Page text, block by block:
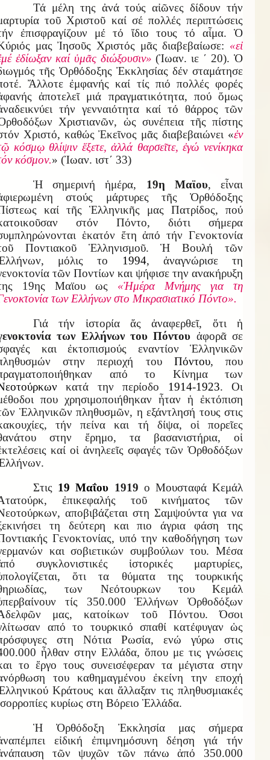
Τά μέλη της ἀνά τούς αἰῶνες δίδουν τήν
τοῦ Χριστοῦ καί σέ πολλές περιπτώσεις
ἐπισφραγίζουν μέ τό ἴδιο τους τό αἷμα. Ὁ
μας Ἰησοῦς Χριστός μᾶς διαβεβαίωσε: «εἰ
ἐδίωξαν καί ὑμᾶς διώξουσιν»(Ἰωαν. ιε ΄ 20). Ὁ
τῆς Ὀρθόδοξης Ἐκκλησίας δέν σταμάτησε
Ἄλλοτε ἐμφανής καί τίς πιό πολλές φορές
ἀποτελεῖ μιά πραγματικότητα, πού ὅμως
τήν γενναιότητα καί τό θάρρος τῶν
Χριστιανῶν, ὡς συνέπεια τῆς πίστης
Χριστό, καθώς Ἐκεῖνος μᾶς διαβεβαιώνει «ἐν
κόσμῳ θλίψιν ἕξετε, ἀλλά θαρσεῖτε, ἐγώ νενίκηκα
κόσμον.» (Ἰωαν. ιστ΄ 33)
Ἡ σημερινή ἡμέρα, 19η Μαϊου, εἶναι
στούς μάρτυρες τῆς Ὀρθόδοξης
καί τῆς Ἑλληνικῆς μας Πατρίδος, πού
στόν Πόντο, διότι σήμερα
ἑκατόν ἔτη ἀπό τήν Γενοκτονία
Ποντιακοῦ Ἑλληνισμοῦ. Ἡ Βουλή τῶν
μόλις το 1994, ἀναγνώρισε τη
τῶν Ποντίων και ψήφισε την ανακήρυξη
19ης Μαϊου ως «Ἡμέρα Μνήμης για τη
των Ελλήνων στο Μικρασιατικό Πόντο».
Γιά τήν ἱστορία ἄς ἀναφερθεῖ, ὅτι ἡ
των Ελλήνων του Πόντου ἀφορᾶ σε
και ἐκτοπισμούς εναντίον Ἑλληνικῶν
στην περιοχή του Πόντου, που
από το Κίνημα των
κατά την περίοδο 1914-1923. Οι
που χρησιμοποιήθηκαν ἦταν ἡ ἐκτόπιση
Ἑλληνικῶν πληθυσμῶν, η εξάντλησή τους στις
τήν πείνα και τή δίψα, οἱ πορεῖες
στην ἔρημο, τα βασανιστήρια, οἱ
καί οἱ ἀνηλεεῖς σφαγές τῶν Ὀρθοδόξων
Στις 19 Μαΐου 1919 ο Μουσταφά Κεμάλ
ἐπικεφαλής τοῦ κινήματος τῶν
αποβιβάζεται στη Σαμψούντα για να
τη δεύτερη και πιο άγρια φάση της
Γενοκτονίας, υπό την καθοδήγηση των
και σοβιετικών συμβούλων του. Μέσα
συγκλονιστικές ἱστορικές μαρτυρίες,
ὅτι τα θύματα της τουρκικής
των Νεότουρκων του Κεμάλ
τίς 350.000 Ἑλλήνων Ὀρθοδόξων
μας, κατοίκων τοῦ Πόντου. Όσοι
από το τουρκικό σπαθί κατέφυγαν ὡς
στη Νότια Ρωσία, ενώ γύρω στις
ἦλθαν στην Ελλάδα, ὅπου με τις γνώσεις
το ἔργο τους συνεισέφεραν τα μέγιστα στην
του καθημαγμένου ἐκείνη την εποχή
Κράτους και ἄλλαξαν τις πληθυσμιακές
κυρίως στη Βόρειο Ἑλλάδα.
Ἡ Ὀρθόδοξη Ἐκκλησία μας σήμερα
εἰδική ἐπιμνημόσυνη δέηση γιά τήν
τῶν ψυχῶν τῶν πάνω ἀπό 350.000